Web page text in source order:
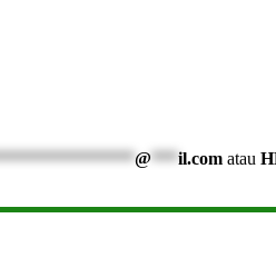
@ ***il.com atau